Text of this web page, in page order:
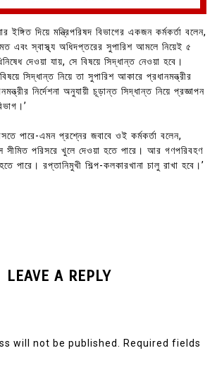
ইঙ্গিত দিয়ে মন্ত্রিপরিষদ বিভাগের একজন কর্মকর্তা বলেন,
এবং স্বাস্থ্য অধিদপ্তরের সুপারিশ আমলে নিয়েই ৫
দেওয়া যায়, সে বিষয়ে সিদ্ধান্ত নেওয়া হবে।
সিদ্ধান্ত নিয়ে তা সুপারিশ আকারে প্রধানমন্ত্রীর
নির্দেশনা অনুযায়ী চূড়ান্ত সিদ্ধান্ত নিয়ে প্রজ্ঞাপন
পারে-এমন প্রশ্নের জবাবে ওই কর্মকর্তা বলেন,
সীমিত পরিসরে খুলে দেওয়া হতে পারে। আর গণপরিবহণ
পারে। রপ্তানিমুখী শিল্প-কলকারখানা চালু রাখা হবে।’
LEAVE A REPLY
will not be published.
Required fields